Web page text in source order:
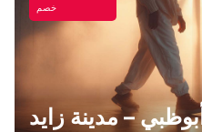
خصم
– مدينة زايد